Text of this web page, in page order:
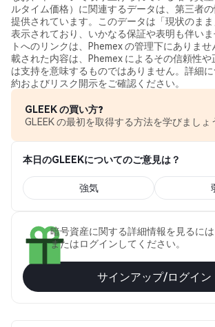
ルタイム価格）に関連するデータは、第三者
提供されています。このデータは「現状のま
表示されており、いかなる保証や表明も伴い
トへのリンクは、Phemex の管理下にありま
載された内容は、Phemex によるその信頼性や
は支持を意味するものではありません。詳細
約およびリスク開示をご確認ください。
GLEEK の買い方?
GLEEK の最初を取得する方法を学びましょ
本日のGLEEKについてのご意見は？
強気
暗号資産に関する詳細情報を見るに
またはログインしてください。
サインアップ/ログイン